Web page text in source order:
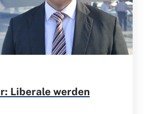
Liberale werden